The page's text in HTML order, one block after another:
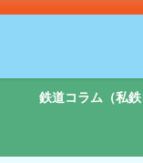
鉄道コラム（私鉄